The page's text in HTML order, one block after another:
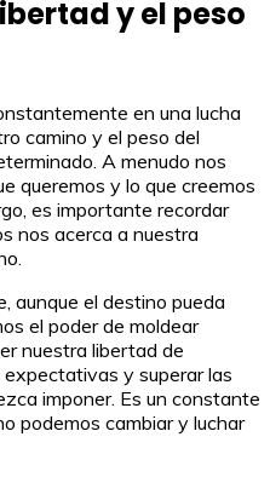
y el peso
en una lucha
camino y el peso del
A menudo nos
queremos y lo que creemos
es importante recordar
nos acerca a nuestra
aunque el destino pueda
el poder de moldear
nuestra libertad de
y superar las
imponer. Es un constante
podemos cambiar y luchar